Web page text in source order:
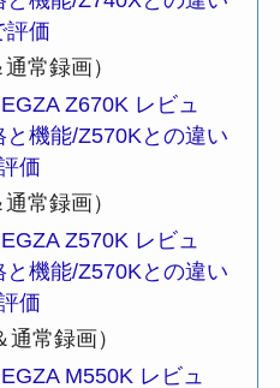
評価
常録画）
Z670K レビュ
と機能/Z570Kとの違い
価
常録画）
Z570K レビュ
と機能/Z570Kとの違い
価
常録画）
M550K レビュ